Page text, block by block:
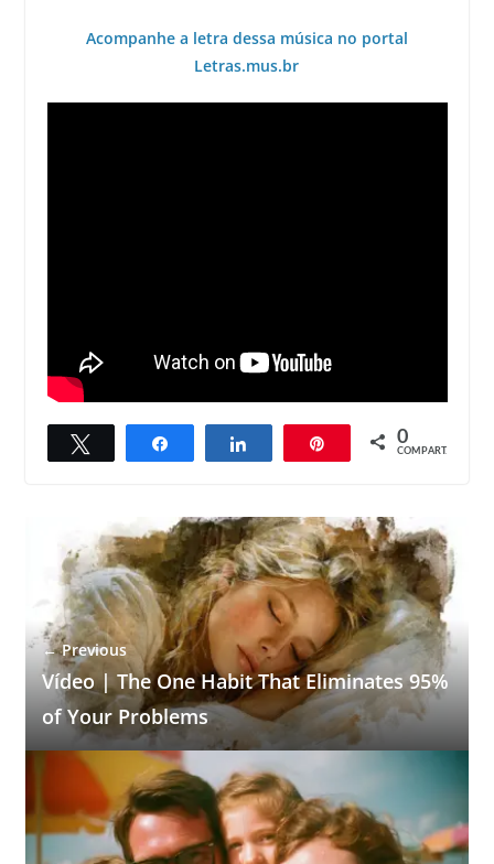
Acompanhe a letra dessa música no portal
Letras.mus.br
Compartilhar Compartilhar 0
COMPART.
← Previous
Vídeo | The One Habit That Eliminates 95%
of Your Problems